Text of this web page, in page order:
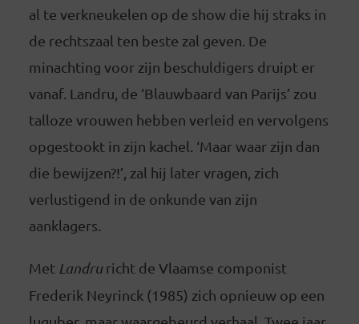
al te verkneukelen op de show die hij straks in
de rechtszaal ten beste zal geven. De
minachting voor zijn beschuldigers druipt er
vanaf. Landru, de ‘Blauwbaard van Parijs’ zou
talloze vrouwen hebben verleid en vervolgens
opgestookt in zijn kachel. ‘Maar waar zijn dan
die bewijzen?!’, zal hij later vragen, zich
verlustigend in de onkunde van zijn
aanklagers.
Met Landruricht de Vlaamse componist
Frederik Neyrinck (1985) zich opnieuw op een